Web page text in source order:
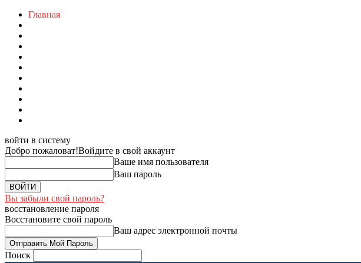
Главная
войти в систему
Добро пожаловат!Войдите в свой аккаунт
Ваше имя пользователя
Ваш пароль
Вы забыли свой пароль?
восстановление пароля
Восстановите свой пароль
Ваш адрес электронной почты
Поиск